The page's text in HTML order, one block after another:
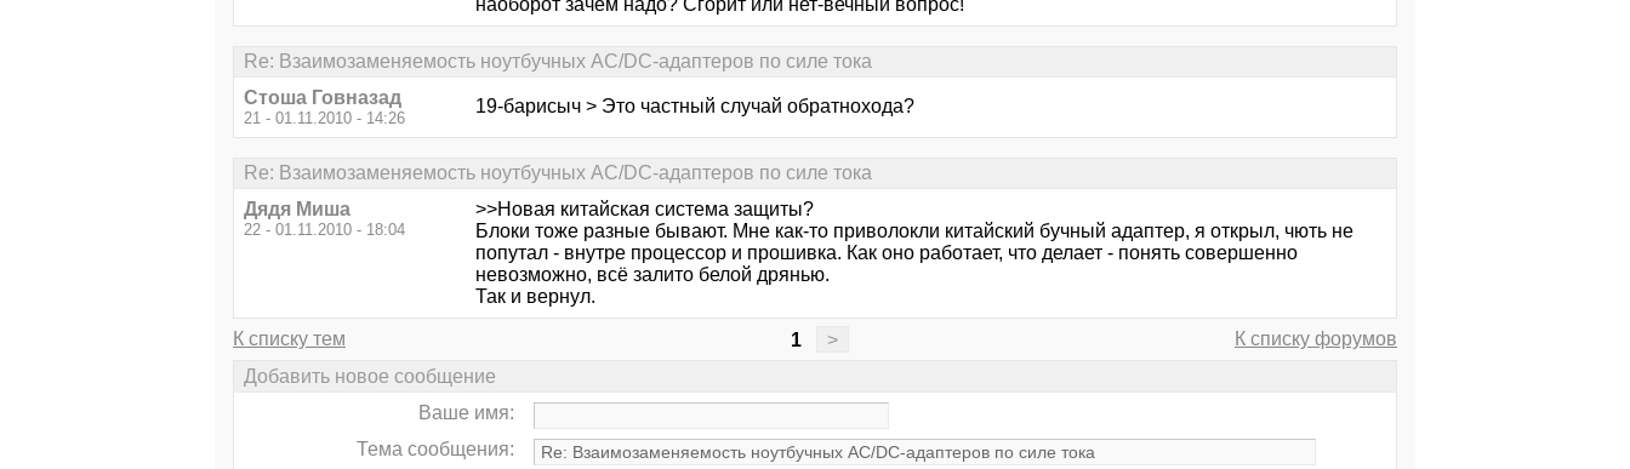
Re: Взаимозаменяемость ноутбучных AC/DC-адаптеров по силе тока
Стоша Говназад
21 - 01.11.2010 - 14:26
19-барисыч > Это частный случай обратнохода?
Re: Взаимозаменяемость ноутбучных AC/DC-адаптеров по силе тока
Дядя Миша
22 - 01.11.2010 - 18:04
>>Новая китайская система защиты?
Блоки тоже разные бывают. Мне как-то приволокли китайский бучный адаптер, я открыл, чють не
попутал - внутре процессор и прошивка. Как оно работает, что делает - понять совершенно
невозможно, всё залито белой дрянью.
Так и вернул.
К списку тем 1 >
К списку форумов
Добавить новое сообщение
Ваше имя:
Тема сообщения: